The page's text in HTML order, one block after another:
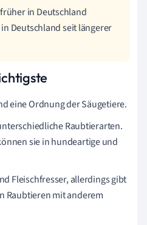
in Deutschland
Deutschland seit längerer
eine Ordnung derSäugetiere.
Raubtierarten.
sie in hundeartige und
Fleischfresser, allerdings gibt
Raubtieren mit anderem